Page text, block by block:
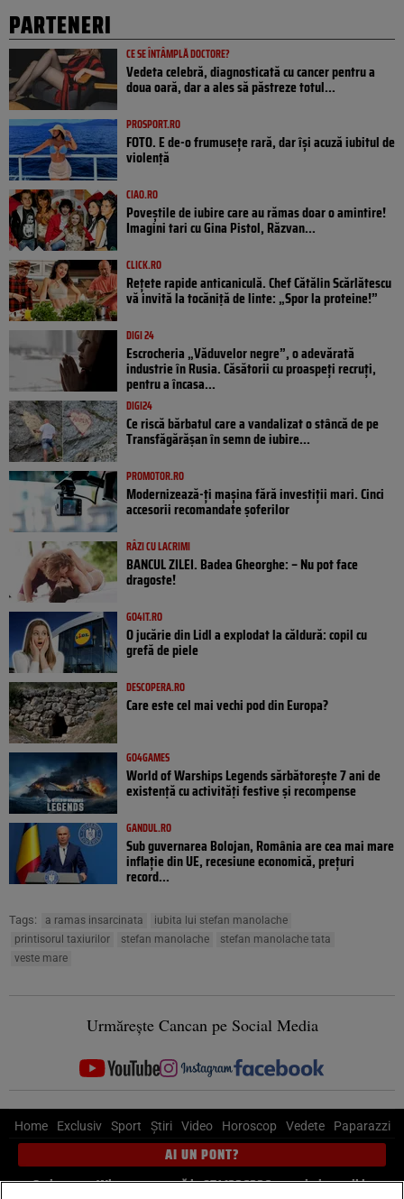
PARTENERI
CE SE ÎNTÂMPLĂ DOCTORE?
Vedeta celebră, diagnosticată cu cancer pentru a
doua oară, dar a ales să păstreze totul...
PROSPORT.RO
FOTO. E de-o frumusețe rară, dar își acuză iubitul de
violență
CIAO.RO
Poveştile de iubire care au rămas doar o amintire!
Imagini tari cu Gina Pistol, Răzvan...
CLICK.RO
Rețete rapide anticaniculă. Chef Cătălin Scărlătescu
vă invită la tocăniță de linte: „Spor la proteine!”
DIGI 24
Escrocheria „Văduvelor negre”, o adevărată
industrie în Rusia. Căsătorii cu proaspeți recruți,
pentru a încasa...
DIGI24
Ce riscă bărbatul care a vandalizat o stâncă de pe
Transfăgărășan în semn de iubire...
PROMOTOR.RO
Modernizează-ți mașina fără investiții mari. Cinci
accesorii recomandate șoferilor
RÂZI CU LACRIMI
BANCUL ZILEI. Badea Gheorghe: – Nu pot face
dragoste!
GO4IT.RO
O jucărie din Lidl a explodat la căldură: copil cu
grefă de piele
DESCOPERA.RO
Care este cel mai vechi pod din Europa?
GO4GAMES
World of Warships Legends sărbătorește 7 ani de
existență cu activități festive și recompense
GANDUL.RO
Sub guvernarea Bolojan, România are cea mai mare
inflație din UE, recesiune economică, prețuri
record...
Tags: a ramas insarcinata
iubita lui stefan manolache
printisorul taxiurilor
stefan manolache
stefan manolache tata
veste mare
Urmărește Cancan pe Social Media
Home Exclusiv Sport Știri Video Horoscop Vedete Paparazzi
AI UN PONT?
Scrie-ne pe Whatsapp, sună la 0741226226 sau trimite mail la